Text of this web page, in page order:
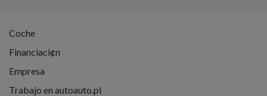
Coche
Financiaci¢n
Empresa
Trabajo en autoauto.pl